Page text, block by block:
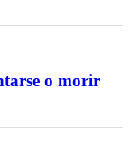
o morir